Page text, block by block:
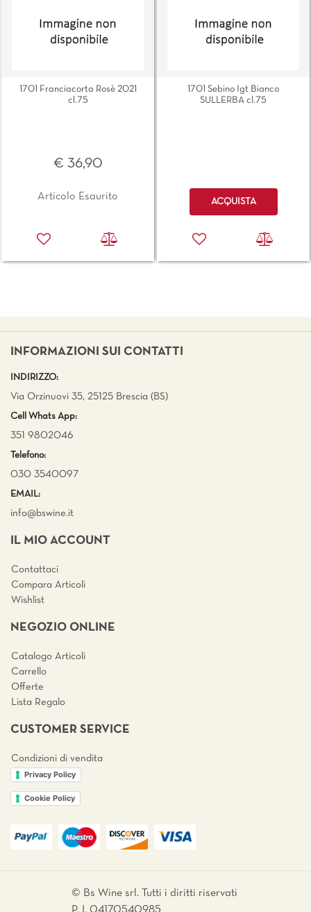
1701 Franciacorta Rosè 2021
cl.75
€ 36,90
Articolo Esaurito
1701 Sebino Igt Bianco
SULLERBA cl.75
Quantità
ACQUISTA
INFORMAZIONI SUI CONTATTI
INDIRIZZO:
Via Orzinuovi 35, 25125 Brescia (BS)
Cell Whats App:
351 9802046
Telefono:
030 3540097
EMAIL:
info@bswine.it
IL MIO ACCOUNT
Contattaci
Compara Articoli
Wishlist
NEGOZIO ONLINE
Catalogo Articoli
Carrello
Offerte
Lista Regalo
CUSTOMER SERVICE
Condizioni di vendita
Privacy Policy
Cookie Policy
© Bs Wine srl. Tutti i diritti riservati
P. I. 04170540985